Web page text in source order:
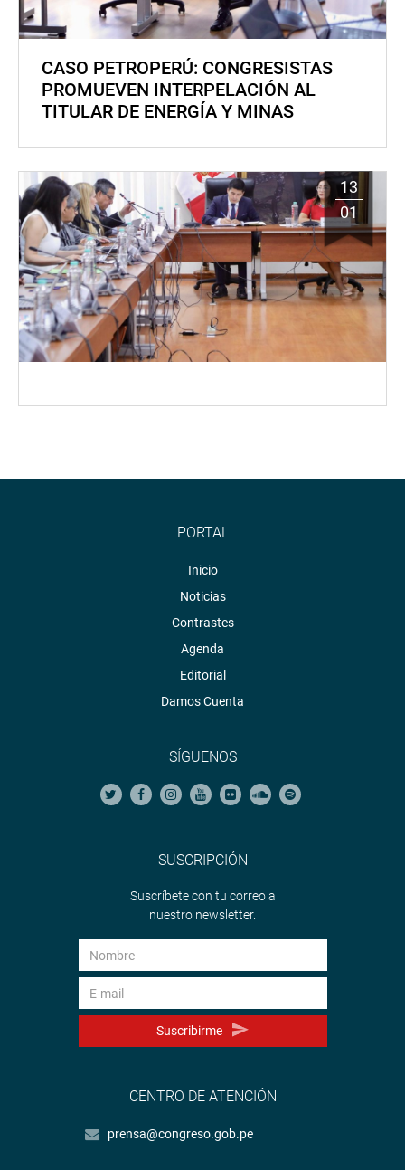
CASO PETROPERÚ: CONGRESISTAS
PROMUEVEN INTERPELACIÓN AL
TITULAR DE ENERGÍA Y MINAS
13
01
PORTAL
Inicio
Noticias
Contrastes
Agenda
Editorial
Damos Cuenta
SÍGUENOS
SUSCRIPCIÓN
Suscríbete con tu correo a
nuestro newsletter.
Suscribirme
CENTRO DE ATENCIÓN
prensa@congreso.gob.pe